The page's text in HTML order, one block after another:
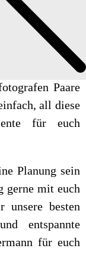
seit einigen
Paare
all diese
für euch
Planung sein
gerne mit euch
besten
entspannte
für euch